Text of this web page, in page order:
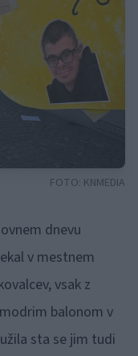
FOTO: KNMEDIA
dnevu
v mestnem
vsak z
balonom v
sta se jim tudi